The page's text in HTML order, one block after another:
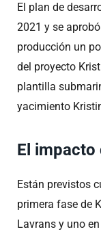
El plan de
2021 y se
producción un
del proyecto
plantilla
yacimiento
El impacto
Están previstos
primera fase de
Lavrans y uno